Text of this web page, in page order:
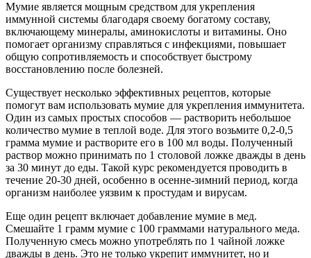
Мумие является мощным средством для укрепления
иммунной системы благодаря своему богатому составу,
включающему минералы, аминокислоты и витамины. Оно
помогает организму справляться с инфекциями, повышает
общую сопротивляемость и способствует быстрому
восстановлению после болезней.
Существует несколько эффективных рецептов, которые
помогут вам использовать мумие для укрепления иммунитета.
Один из самых простых способов — растворить небольшое
количество мумие в теплой воде. Для этого возьмите 0,2-0,5
грамма мумие и растворите его в 100 мл воды. Полученный
раствор можно принимать по 1 столовой ложке дважды в день
за 30 минут до еды. Такой курс рекомендуется проводить в
течение 20-30 дней, особенно в осенне-зимний период, когда
организм наиболее уязвим к простудам и вирусам.
Еще один рецепт включает добавление мумие в мед.
Смешайте 1 грамм мумие с 100 граммами натурального меда.
Полученную смесь можно употреблять по 1 чайной ложке
дважды в день. Это не только укрепит иммунитет, но и